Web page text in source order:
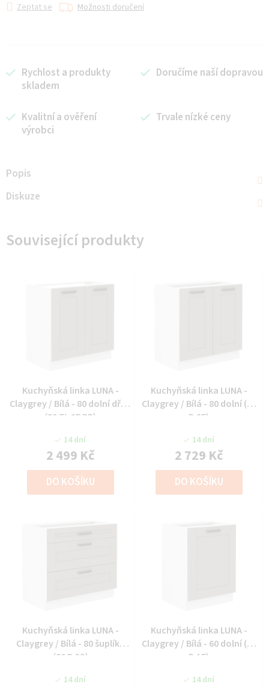
Zeptat se Možnosti doručení
Rychlost a produkty
skladem
Doručíme naší dopravou
Kvalitní a ověření
výrobci
Trvale nízké ceny
Popis
Diskuze
Související produkty
Kuchyňská linka LUNA -
Claygrey / Bílá - 80 dolní dřez
(80 ZL 2F BB)
14 dní
2 499 Kč
DO KOŠÍKU
Kuchyňská linka LUNA -
Claygrey / Bílá - 80 dolní (80
D 2F)
14 dní
2 729 Kč
DO KOŠÍKU
Kuchyňská linka LUNA -
Claygrey / Bílá - 80 šuplíky
(80 D 3S)
14 dní
Kuchyňská linka LUNA -
Claygrey / Bílá - 60 dolní (60
D 1F)
14 dní